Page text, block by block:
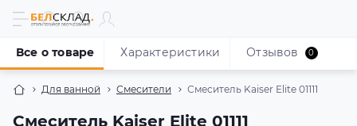
Для ванной Смесители Смеситель Kaiser Elite 01111
Смеситель Kaiser Elite 01111
Все о товаре Характеристики Отзывов 0